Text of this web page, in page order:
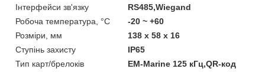
Інтерфейси зв'язку
RS485,Wiegand
Робоча температура, °C
-20 ~ +60
Розміри, мм
138 х 58 х 16
Ступінь захисту
IP65
Тип карт/брелоків
EM-Marine 125 кГц,QR-код